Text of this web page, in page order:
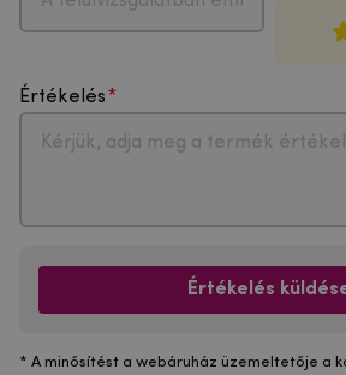
Értékelés
Értékelés
* A minősítést a webáruház üzemeltetője a